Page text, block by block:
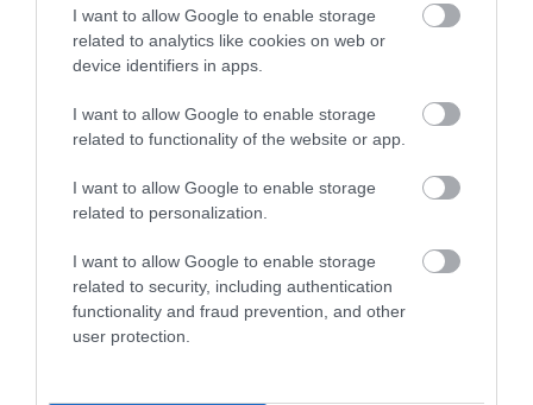
I want to allow Google to enable storage
related to analytics like cookies on web or
device identifiers in apps.
I want to allow Google to enable storage
related to functionality of the website or app.
I want to allow Google to enable storage
related to personalization.
I want to allow Google to enable storage
related to security, including authentication
functionality and fraud prevention, and other
user protection.
Legfrissebb híreink
ELOLTOTTÁK A TÜZET
KÜZDELE...
2026. augusztus 06|Környék ügye